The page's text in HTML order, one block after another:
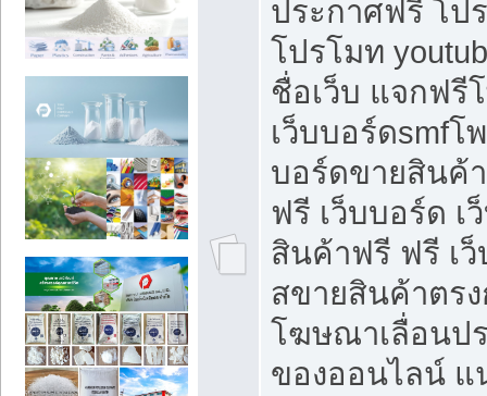
ประกาศฟรี โป
โปรโมท
ชื่อเว็บ แจกฟรี
เว็บบอร์ดsmfโ
บอร์ดขายสินค้
ฟรี เว็บบอร์ด เ
สินค้าฟรี ฟรี เ
สขายสินค้าตร
โฆษณาเลื่อนป
ของออนไลน์ แ